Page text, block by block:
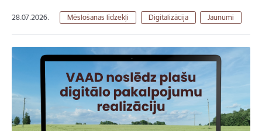
28.07.2026. Mēslošanas līdzekļi Digitalizācija Jaunumi